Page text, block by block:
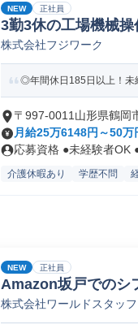
NEW 正社員
3勤3休の工場機械操
株式会社フジワーク
◎年間休日185日以上！未
〒997-0011山形県鶴岡
月給25万6148円～50万
応募資格 ●未経験者OK
介護休暇あり 学歴不問
NEW 正社員
Amazon坂戸でのシ
株式会社ワールドスタッ